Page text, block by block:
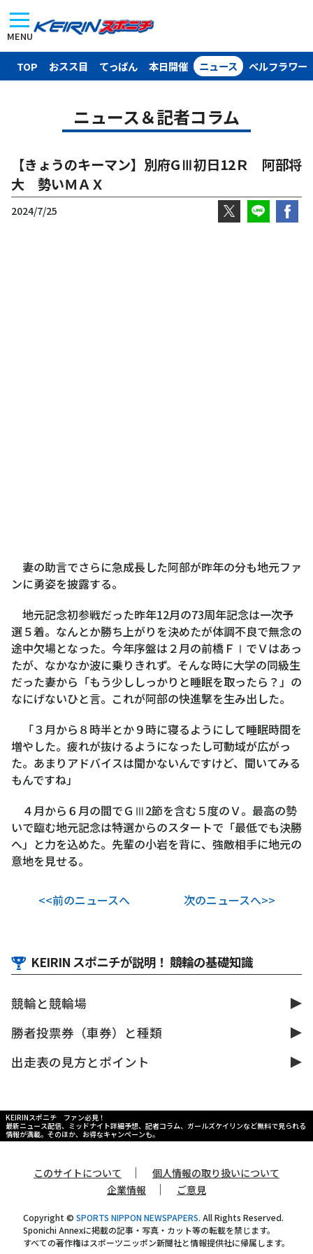
MENU
TOP おスス目 てっぱん 本日開催 ニュース ベルフラワー
ニュース＆記者コラム
【きょうのキーマン】別府GⅢ初日12Ｒ 阿部将
大 勢いＭＡＸ
2024/7/25
妻の助言でさらに急成長した阿部が昨年の分も地元ファ
ンに勇姿を披露する。
地元記念初参戦だった昨年12月の73周年記念は一次予
選５着。なんとか勝ち上がりを決めたが体調不良で無念の
途中欠場となった。今年序盤は２月の前橋ＦⅠでＶはあっ
たが、なかなか波に乗りきれず。そんな時に大学の同級生
だった妻から「もう少ししっかりと睡眠を取ったら？」の
なにげないひと言。これが阿部の快進撃を生み出した。
「３月から８時半とか９時に寝るようにして睡眠時間を
増やした。疲れが抜けるようになったし可動域が広がっ
た。あまりアドバイスは聞かないんですけど、聞いてみる
もんですね」
４月から６月の間でＧⅢ2節を含む５度のＶ。最高の勢
いで臨む地元記念は特選からのスタートで「最低でも決勝
へ」と力を込めた。先輩の小岩を背に、強敵相手に地元の
意地を見せる。
<<前のニュースへ 次のニュースへ>>
KEIRIN スポニチが説明！ 競輪の基礎知識
競輪と競輪場
勝者投票券（車券）と種類
出走表の見方とポイント
KEIRINスポニチ ファン必見！
最新ニュース配信、ミッドナイト詳細予想、記者コラム、ガールズケイリンなど無料で見られる
情報が満載。そのほか、お得なキャンペーンも。
このサイトについて ｜
個人情報の取り扱いについて
企業情報
｜ ご意見
Copyright © SPORTS NIPPON NEWSPAPERS. All Rights Reserved.
Sponichi Annexに掲載の記事・写真・カット等の転載を禁じます。
すべての著作権はスポーツニッポン新聞社と情報提供社に帰属します。